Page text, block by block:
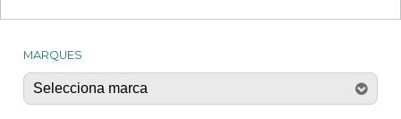
MARQUES